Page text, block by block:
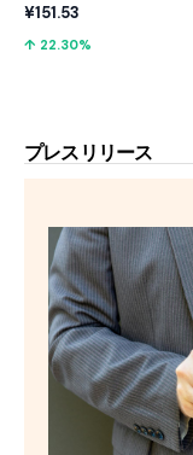
¥151.53
↑ 22.30%
プレスリリース